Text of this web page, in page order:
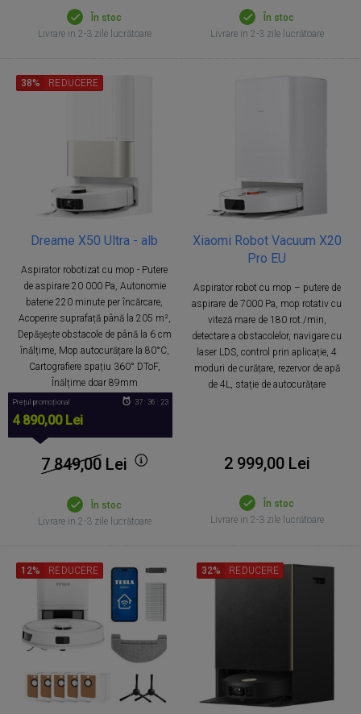
În stoc
Livrare in 2-3 zile lucrătoare
În stoc
Livrare in 2-3 zile lucrătoare
Dreame X50 Ultra - alb
Aspirator robotizat cu mop - Putere
de aspirare 20 000 Pa, Autonomie
baterie 220 minute per încărcare,
Acoperire suprafață până la 205 m²,
Depășește obstacole de până la 6 cm
înălțime, Mop autocurățare la 80°C,
Cartografiere spațiu 360° DToF,
Înălțime doar 89mm
38% REDUCERE
Prețul promoțional
4 890,00 Lei
37 : 36 : 22
7 849,00Lei
În stoc
Livrare in 2-3 zile lucrătoare
Xiaomi Robot Vacuum X20
Pro EU
Aspirator robot cu mop – putere de
aspirare de 7000 Pa, mop rotativ cu
viteză mare de 180 rot./min,
detectare a obstacolelor, navigare cu
laser LDS, control prin aplicație, 4
moduri de curățare, rezervor de apă
de 4L, stație de autocurățare
2 999,00 Lei
În stoc
Livrare in 2-3 zile lucrătoare
12% REDUCERE 32% REDUCERE